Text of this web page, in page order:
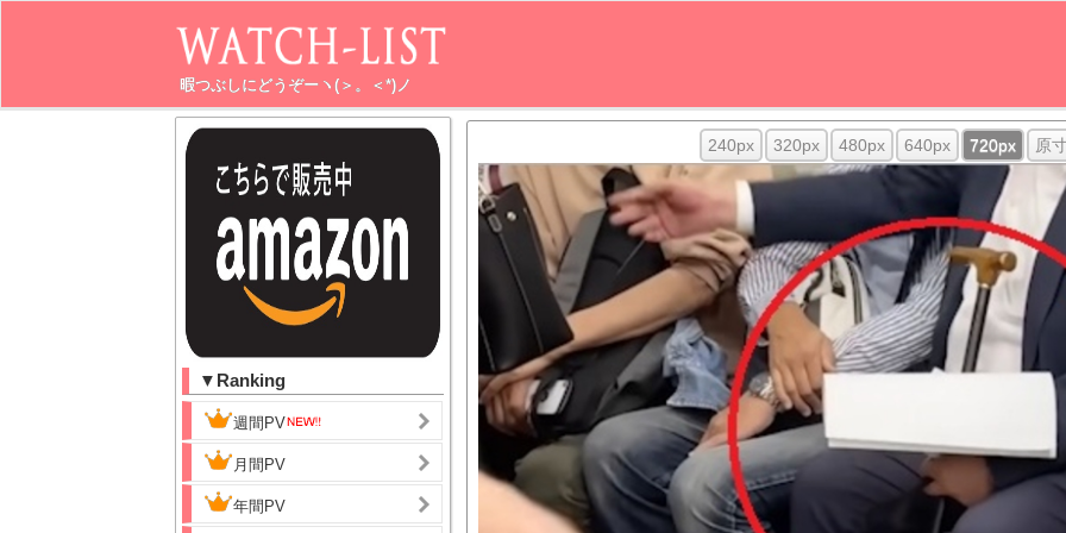
暇つぶしにどうぞーヽ(＞。＜*)ノ
▼Ranking
週間PV
月間PV
年間PV
240px 320px 480px 640px 720px 原